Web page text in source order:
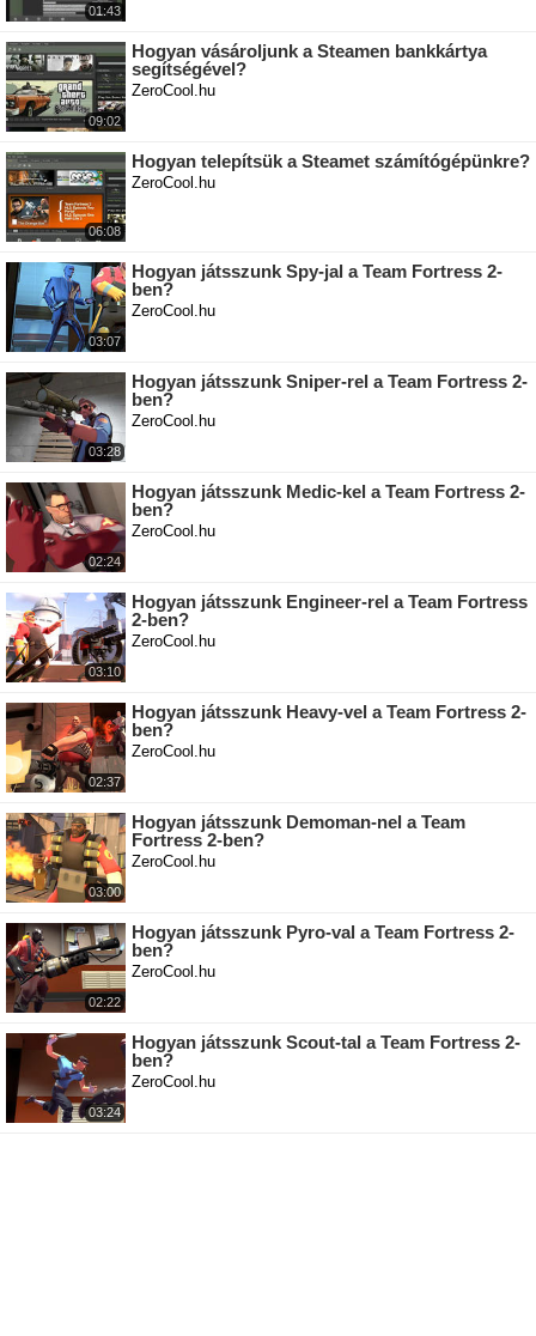
01:43
09:02
Hogyan vásároljunk a Steamen bankkártya
segítségével?
ZeroCool.hu
06:08
Hogyan telepítsük a Steamet számítógépünkre?
ZeroCool.hu
03:07
Hogyan játsszunk Spy-jal a Team Fortress 2-
ben?
ZeroCool.hu
03:28
Hogyan játsszunk Sniper-rel a Team Fortress 2-
ben?
ZeroCool.hu
02:24
Hogyan játsszunk Medic-kel a Team Fortress 2-
ben?
ZeroCool.hu
03:10
Hogyan játsszunk Engineer-rel a Team Fortress
2-ben?
ZeroCool.hu
02:37
Hogyan játsszunk Heavy-vel a Team Fortress 2-
ben?
ZeroCool.hu
03:00
Hogyan játsszunk Demoman-nel a Team
Fortress 2-ben?
ZeroCool.hu
02:22
Hogyan játsszunk Pyro-val a Team Fortress 2-
ben?
ZeroCool.hu
03:24
Hogyan játsszunk Scout-tal a Team Fortress 2-
ben?
ZeroCool.hu